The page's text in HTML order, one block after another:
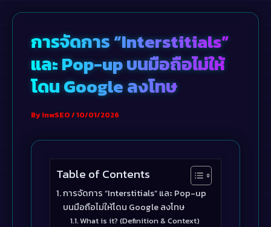
contentการจัดการ “Interstitials”
และ Pop-up บนมือถือไม่ให้
โดน Google ลงโทษ
ByInwSEO/10/01/2026
Table of Contents
การจัดการ “Interstitials” และ Pop-up
บนมือถือไม่ให้โดน Google ลงโทษ
What is it? (Definition & Context)